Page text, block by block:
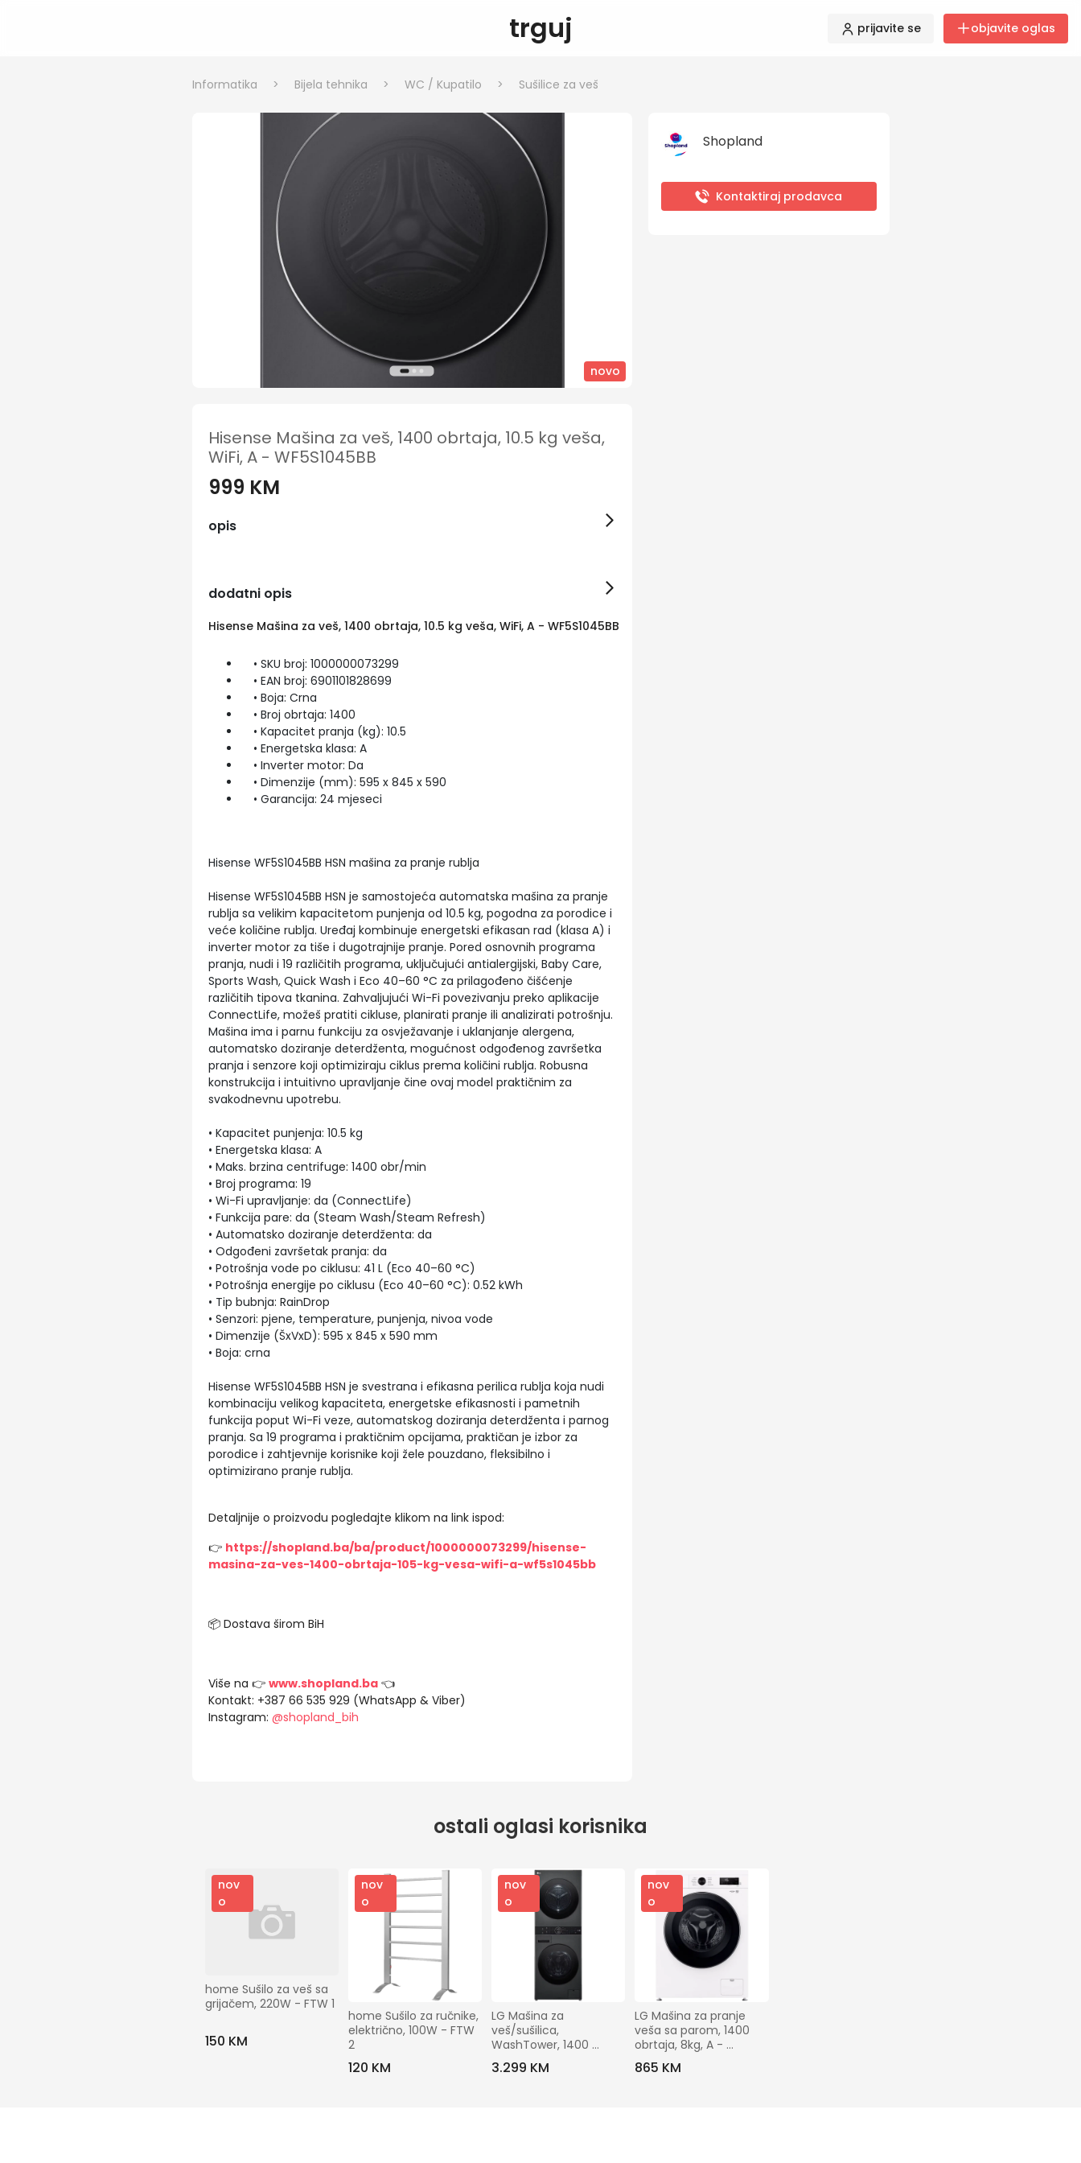
trguj prijavite se objavite oglas
Informatika > Bijela tehnika > WC / Kupatilo > Sušilice za veš
novo
Hisense Mašina za veš, 1400 obrtaja, 10.5 kg veša,
WiFi, A - WF5S1045BB
999 KM
opis
dodatni opis
Hisense Mašina za veš, 1400 obrtaja, 10.5 kg veša, WiFi, A - WF5S1045BB
• SKU broj: 1000000073299
• EAN broj: 6901101828699
• Boja: Crna
• Broj obrtaja: 1400
• Kapacitet pranja (kg): 10.5
• Energetska klasa: A
• Inverter motor: Da
• Dimenzije (mm): 595 x 845 x 590
• Garancija: 24 mjeseci
Hisense WF5S1045BB HSN mašina za pranje rublja
Hisense WF5S1045BB HSN je samostojeća automatska mašina za pranje
rublja sa velikim kapacitetom punjenja od 10.5 kg, pogodna za porodice i
veće količine rublja. Uređaj kombinuje energetski efikasan rad (klasa A) i
inverter motor za tiše i dugotrajnije pranje. Pored osnovnih programa
pranja, nudi i 19 različitih programa, uključujući antialergijski, Baby Care,
Sports Wash, Quick Wash i Eco 40–60 °C za prilagođeno čišćenje
različitih tipova tkanina. Zahvaljujući Wi-Fi povezivanju preko aplikacije
ConnectLife, možeš pratiti cikluse, planirati pranje ili analizirati potrošnju.
Mašina ima i parnu funkciju za osvježavanje i uklanjanje alergena,
automatsko doziranje deterdženta, mogućnost odgođenog završetka
pranja i senzore koji optimiziraju ciklus prema količini rublja. Robusna
konstrukcija i intuitivno upravljanje čine ovaj model praktičnim za
svakodnevnu upotrebu.
• Kapacitet punjenja: 10.5 kg
• Energetska klasa: A
• Maks. brzina centrifuge: 1400 obr/min
• Broj programa: 19
• Wi-Fi upravljanje: da (ConnectLife)
• Funkcija pare: da (Steam Wash/Steam Refresh)
• Automatsko doziranje deterdženta: da
• Odgođeni završetak pranja: da
• Potrošnja vode po ciklusu: 41 L (Eco 40–60 °C)
• Potrošnja energije po ciklusu (Eco 40–60 °C): 0.52 kWh
• Tip bubnja: RainDrop
• Senzori: pjene, temperature, punjenja, nivoa vode
• Dimenzije (ŠxVxD): 595 x 845 x 590 mm
• Boja: crna
Hisense WF5S1045BB HSN je svestrana i efikasna perilica rublja koja nudi
kombinaciju velikog kapaciteta, energetske efikasnosti i pametnih
funkcija poput Wi-Fi veze, automatskog doziranja deterdženta i parnog
pranja. Sa 19 programa i praktičnim opcijama, praktičan je izbor za
porodice i zahtjevnije korisnike koji žele pouzdano, fleksibilno i
optimizirano pranje rublja.
Detaljnije o proizvodu pogledajte klikom na link ispod:
👉 https://shopland.ba/ba/product/1000000073299/hisense-
masina-za-ves-1400-obrtaja-105-kg-vesa-wifi-a-wf5s1045bb
📦 Dostava širom BiH
Više na 👉 www.shopland.ba👈
Kontakt: +387 66 535 929 (WhatsApp & Viber)
Instagram: @shopland_bih
Shopland
Kontaktiraj prodavca
ostali oglasi korisnika
nov
o
home Sušilo za veš sa
grijačem, 220W - FTW 1
150 KM
nov
o
home Sušilo za ručnike,
električno, 100W - FTW
2
120 KM
nov
o
LG Mašina za
veš/sušilica,
WashTower, 1400
obrtaja, 12/10 kg -
WT1210BBF
3.299 KM
nov
o
LG Mašina za pranje
veša sa parom, 1400
obrtaja, 8kg, A -
F4X1008NWK
865 KM